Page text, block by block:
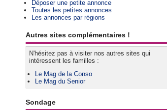
Déposer une petite annonce
Toutes les petites annonces
Les annonces par régions
Autres sites complémentaires !
N'hésitez pas à visiter nos autres sites qui
intéressent les familles :
Le Mag de la Conso
Le Mag du Senior
Sondage